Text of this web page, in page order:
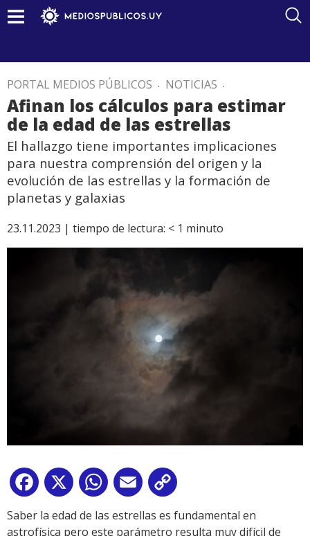
PORTAL MEDIOS PÚBLICOS . NOTICIAS .
Afinan los cálculos para estimar
de la edad de las estrellas
El hallazgo tiene importantes implicaciones
para nuestra comprensión del origen y la
evolución de las estrellas y la formación de
planetas y galaxias
23.11.2023 | tiempo de lectura: < 1 minuto
Facebook
X WhatsApp
Email
Link
Saber la edad de las estrellas es fundamental en
astrofísica pero este parámetro resulta muy difícil de